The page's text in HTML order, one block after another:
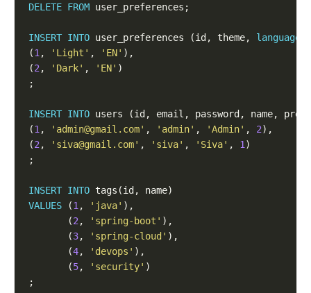
DELETE FROM
INSERT INTO user_preferences (id, theme, language
(1 , 'Light' , 'EN'
(2 , 'Dark' , 'EN'
INSERT INTO users (id, email, password, name,
(1 , 'admin@gmail.com' , 'admin' , 'Admin' , 2
(2 , 'siva@gmail.com' , 'siva' , 'Siva' , 1
INSERT INTO
VALUES (1 , 'java'
       (
2 , 'spring-boot'
       (
3, 'spring-cloud'
       (
4, 'devops'
       (
5, 'security'